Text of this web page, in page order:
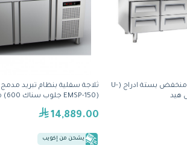
ثلاجة سفلية بنظام تبريد مدمج
(EMSP-150 جلوب سناك 600) من فاجور
14,889.00
يشحن من إكويب
ثلاجة بسطح عمل منخفض بستة ادراج (U-